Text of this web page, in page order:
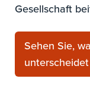
Gesellschaft
Sehen Sie,
unterscheidet